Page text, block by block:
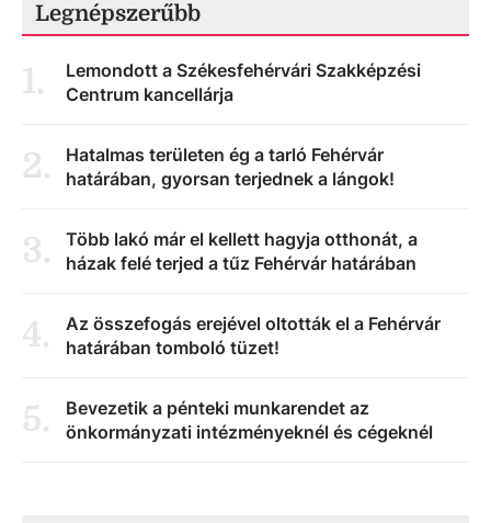
Legnépszerűbb
1.
Lemondott a Székesfehérvári Szakképzési
Centrum kancellárja
2.
Hatalmas területen ég a tarló Fehérvár
határában, gyorsan terjednek a lángok!
3.
Több lakó már el kellett hagyja otthonát, a
házak felé terjed a tűz Fehérvár határában
4.
Az összefogás erejével oltották el a Fehérvár
határában tomboló tüzet!
5.
Bevezetik a pénteki munkarendet az
önkormányzati intézményeknél és cégeknél